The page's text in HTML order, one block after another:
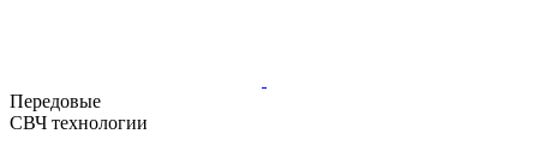
Передовые
СВЧ технологии